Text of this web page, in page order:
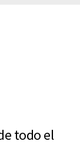
todo el